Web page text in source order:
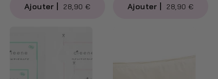
28,90 € 28,90 €